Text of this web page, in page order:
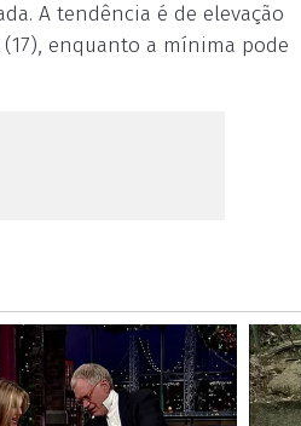
A tendência é de elevação
enquanto a mínima pode